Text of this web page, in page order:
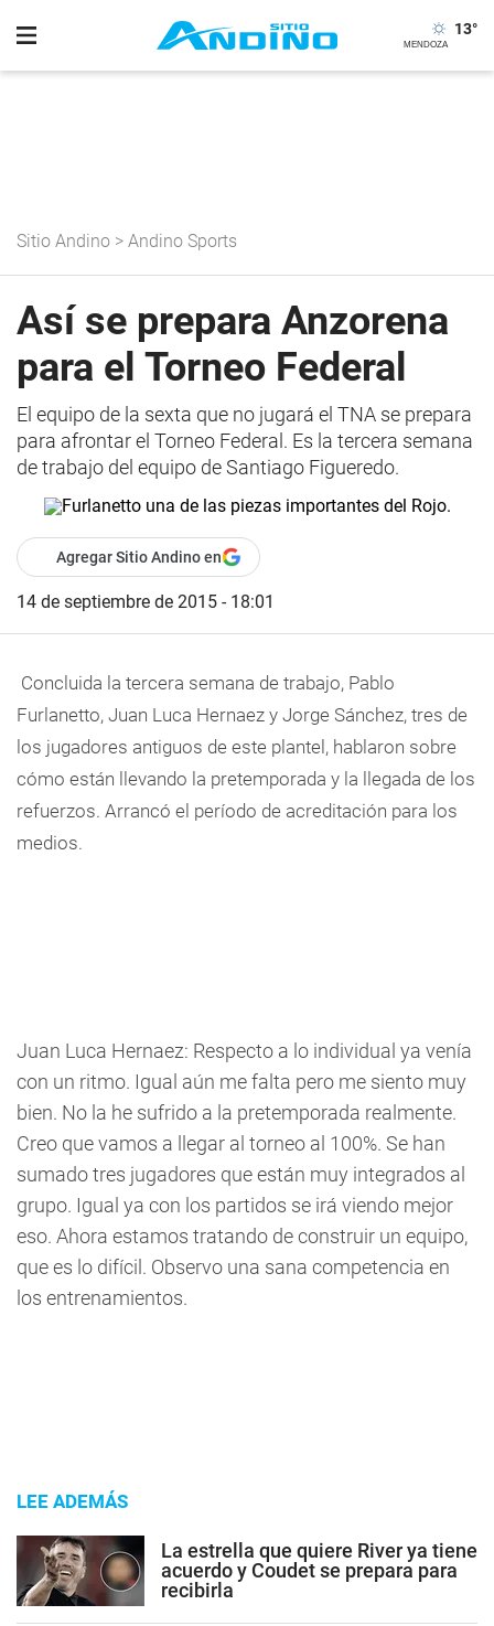
13°
Sitio Andino > Andino Sports
Así se prepara Anzorena
para el Torneo Federal
El equipo de la sexta que no jugará el TNA se prepara
para afrontar el Torneo Federal. Es la tercera semana
de trabajo del equipo de Santiago Figueredo.
Agregar Sitio Andino en
14 de septiembre de 2015 - 18:01
Concluida la tercera semana de trabajo, Pablo
Furlanetto, Juan Luca Hernaez y Jorge Sánchez, tres de
los jugadores antiguos de este plantel, hablaron sobre
cómo están llevando la pretemporada y la llegada de los
refuerzos. Arrancó el período de acreditación para los
medios.
Juan Luca Hernaez: Respecto a lo individual ya venía
con un ritmo. Igual aún me falta pero me siento muy
bien. No la he sufrido a la pretemporada realmente.
Creo que vamos a llegar al torneo al 100%. Se han
sumado tres jugadores que están muy integrados al
grupo. Igual ya con los partidos se irá viendo mejor
eso. Ahora estamos tratando de construir un equipo,
que es lo difícil. Observo una sana competencia en
los entrenamientos.
LEE ADEMÁS
La estrella que quiere River ya tiene
acuerdo y Coudet se prepara para
recibirla